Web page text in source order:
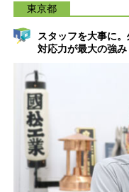
東京都
スタッフを大事に
対応力が最大の強み